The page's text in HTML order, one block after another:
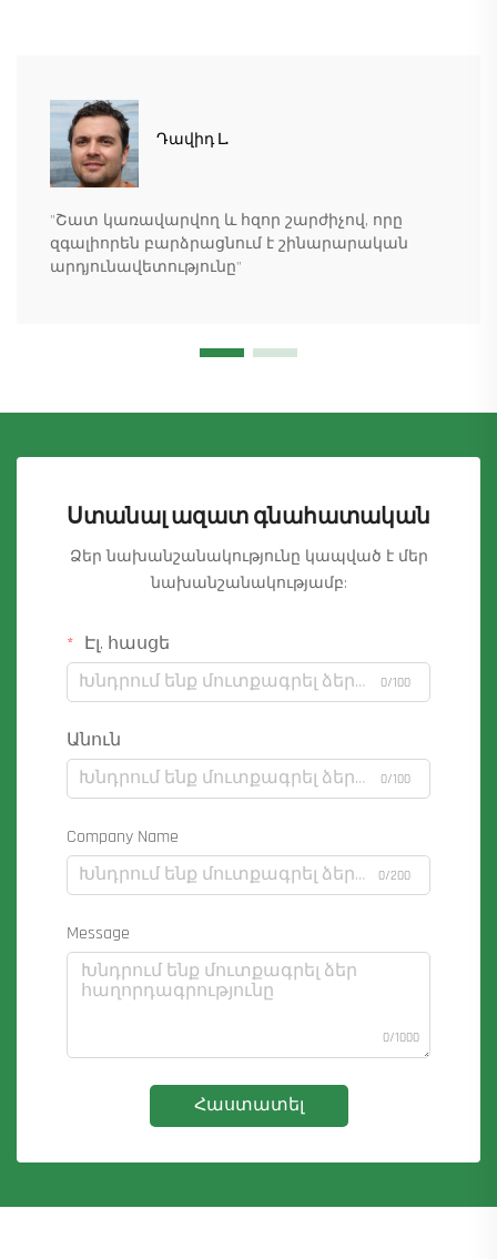
Դավիդ Լ.
"Շատ կառավարվող և հզոր շարժիչով, որը
զգալիորեն բարձրացնում է շինարարական
արդյունավետությունը"
Ստանալ ազատ գնահատական
Ձեր նախանշանակությունը կապված է մեր
նախանշանակությամբ:
Էլ. հասցե
0/100
Անուն
0/100
Company Name
0/200
Message
0/1000
Հաստատել